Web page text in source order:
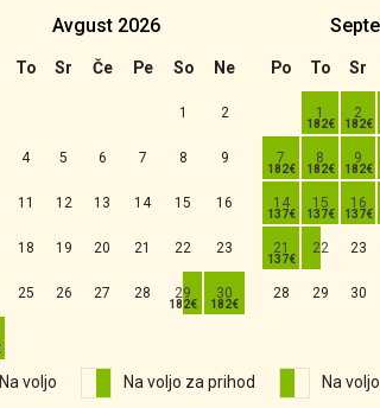
Avgust 2026
To Sr Če Pe So Ne
1 2
4 5 6 7 8 9
11 12 13 14 15 16
18 19 20 21 22 23
25 26 27 28 29 30
Po To Sr
1 2
7 8 9
14 15 16
21 22 23
28 29 30
Na voljo Na voljo za prihod Na